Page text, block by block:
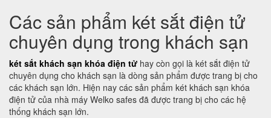
Các sản phẩm két sắt điện tử
chuyên dụng trong khách sạn
két sắt khách sạn khóa điện tử hay còn gọi là két sắt điện tử
chuyên dụng cho khách sạn là dòng sản phẩm được trang bị cho
các khách sạn lớn. Hiện nay các sản phẩm két khách sạn khóa
điện tử của nhà máy Welko safes đã được trang bị cho các hệ
thống khách sạn lớn.